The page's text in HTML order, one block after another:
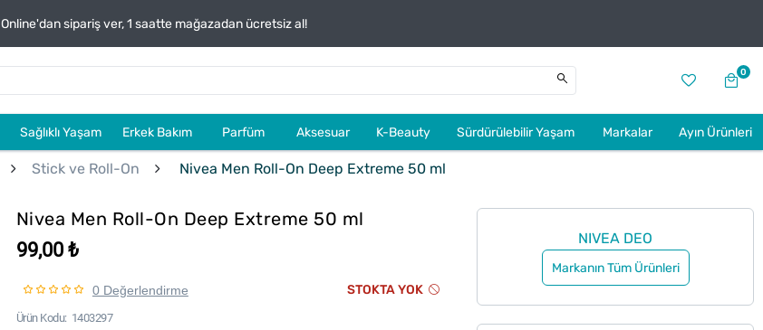
Online'dan sipariş ver, 1 saatte mağazadan ücretsiz al!
0
Sağlıklı Yaşam Erkek Bakım Parfüm Aksesuar K-Beauty Sürdürülebilir Yaşam Markalar Ayın Ürünleri
Stick ve Roll-On Nivea Men Roll-On Deep Extreme 50 ml
Nivea Men Roll-On Deep Extreme 50 ml
99,00 ₺
0 Değerlendirme STOKTA YOK
Ürün Kodu 1403297
NIVEA DEO
Markanın Tüm Ürünleri